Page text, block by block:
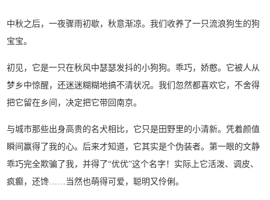
中秋之后，一夜骤雨初歇，秋意渐凉。我们收养了一只流浪狗生的狗
宝宝。
初见，它是一只在秋风中瑟瑟发抖的小狗狗。乖巧，娇憨。它被人从
梦乡中惊醒，还迷迷糊糊地搞不清状况。我们忽然都喜欢它，不舍得
把它留在乡间，决定把它带回南京。
与城市那些出身高贵的名犬相比，它只是田野里的小清新。凭着颜值
瞬间赢得了我的心。后来才知道，它其实是个伪装者。第一眼的文静
乖巧完全欺骗了我，并得了“优优”这个名字！实际上它活泼、调皮、
疯癫，还馋……当然也萌得可爱，聪明又伶俐。